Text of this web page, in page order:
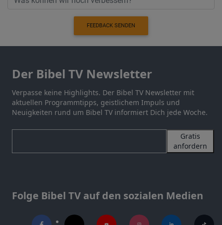
FEEDBACK SENDEN
Der Bibel TV Newsletter
Verpasse keine Highlights. Der Bibel TV Newsletter mit
aktuellen Programmtipps, geistlichem Impuls und
Neuigkeiten rund um Bibel TV informiert Dich jede Woche.
Gratis
anfordern
Folge Bibel TV auf den sozialen Medien